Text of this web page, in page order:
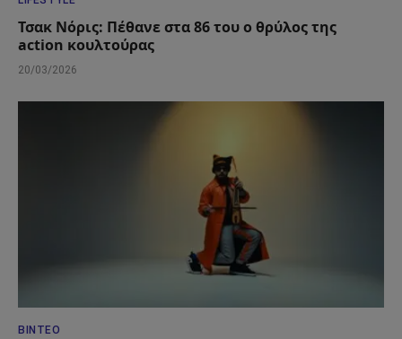
Τσακ Νόρις: Πέθανε στα 86 του ο θρύλος της
action κουλτούρας
20/03/2026
ΒΊΝΤΕΟ